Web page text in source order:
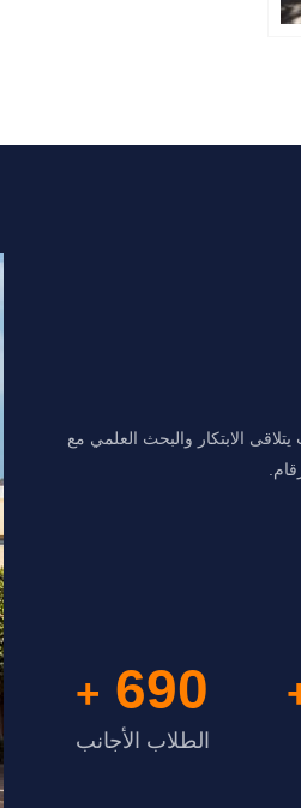
الابتكار والبحث العلمي مع
700
+
الطلاب الأجانب